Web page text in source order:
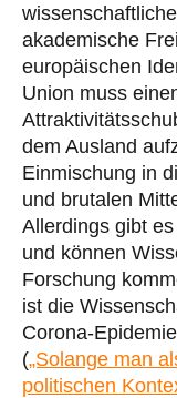
akademische
europäischen
Union muss
dem Ausland
Einmischung in
und brutalen
Allerdings gibt
und können
Forschung
ist die
Corona-
(„Solange man
politischen